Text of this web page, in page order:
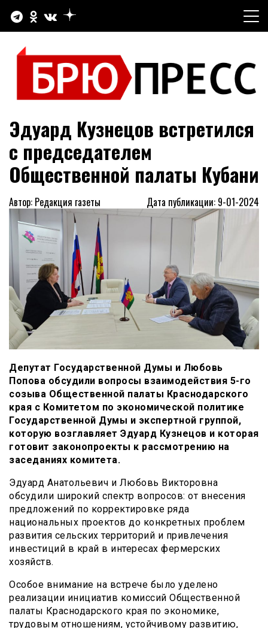
содержимому
БРЮПРЕСС
Официальный сайт газеты "Брюховецкие новости"
Эдуард Кузнецов встретился
с председателем
Общественной палаты Кубани
Автор: Редакция газеты Дата публикации: 9-01-2024
Депутат Государственной Думы и Любовь
Попова обсудили вопросы взаимодействия 5-го
созыва Общественной палаты Краснодарского
края с Комитетом по экономической политике
Государственной Думы и экспертной группой,
которую возглавляет Эдуард Кузнецов и которая
готовит законопроекты к рассмотрению на
заседаниях комитета.
Эдуард Анатольевич и Любовь Викторовна
обсудили широкий спектр вопросов: от внесения
предложений по корректировке ряда
национальных проектов до конкретных проблем
развития сельских территорий и привлечения
инвестиций в край в интересах фермерских
хозяйств.
Особое внимание на встрече было уделено
реализации инициатив комиссий Общественной
палаты Краснодарского края по экономике,
трудовым отношениям, устойчивому развитию,